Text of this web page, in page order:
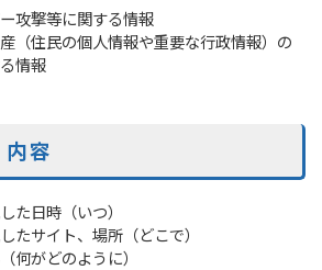
攻撃等に関する情報
（住民の個人情報や重要な行政情報）の
情報
容
た日時（いつ）
たサイト、場所（どこで）
何がどのように）